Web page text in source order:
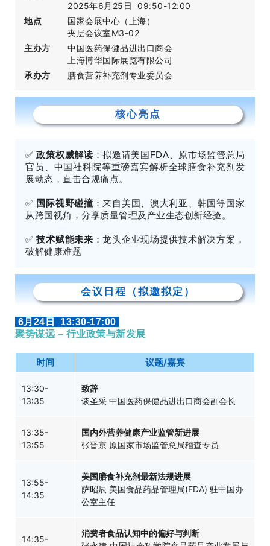
2025年6月25日 09:50-12:00
地点
国家会展中心（上海）
夹层会议室M3-02
主办方
中国医药保健品进出口商会
上海博华国际展览有限公司
承办方
膳食营养补充剂专业委员会
核心亮点
✅政策权威解读 ：拟邀请美国FDA、原市场监管总局
官员、中国社科院等重磅嘉宾解析全球膳食补充剂发
展动态，直击合规痛点。
✅ 国际视野碰撞 ：来自美国、澳大利亚、韩国等国家
从跨国视角，分享质量管理及产业生态创新经验。
✅技术赋能未来 ：龙头企业现场提供技术解决方案，
破解健康难题
会议日程（拟邀拟定）
6月24日 13:30-17:00
聚势谋远 – 行业政策与新发展
时间 议题/嘉宾
13:30-
13:35
致辞
谈圣采 中国医药保健品进出口商会副会长
13:35-
13:55
国内外营养健康产业监管新进展
张晋京 原国家市场监管总局稽查专员
13:55-
14:35
美国膳食补充剂最新法规进展
萨昭辰 美国食品药品管理局(FDA) 驻中国办
公室主任
14:35-
消费者食品认知中的偏好与判断